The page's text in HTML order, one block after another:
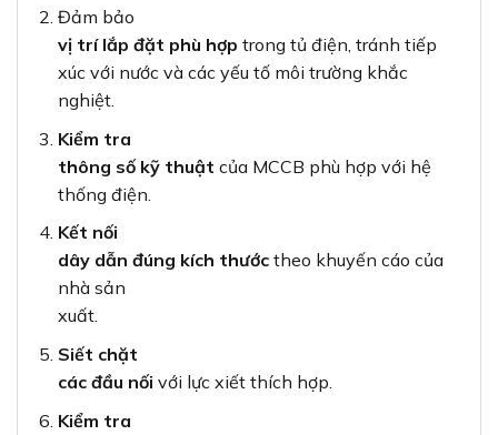
Đảm bảo
vị trí lắp đặt phù hợp trong tủ điện, tránh tiếp
xúc với nước và các yếu tố môi trường khắc
nghiệt.
Kiểm tra
thông số kỹ thuật của MCCB phù hợp với hệ
thống điện.
Kết nối
dây dẫn đúng kích thướctheo khuyến cáo của
nhà sản
xuất.
Siết chặt
các đầu nối với lực xiết thích hợp.
Kiểm tra